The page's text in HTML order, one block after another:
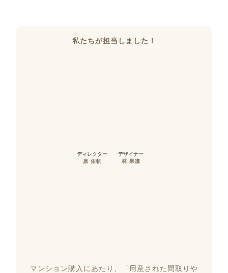
私たちが担当しました！
ディレクター
原 佑帆
デザイナー
林 果凛
マンション購入にあたり、「用意された間取りや